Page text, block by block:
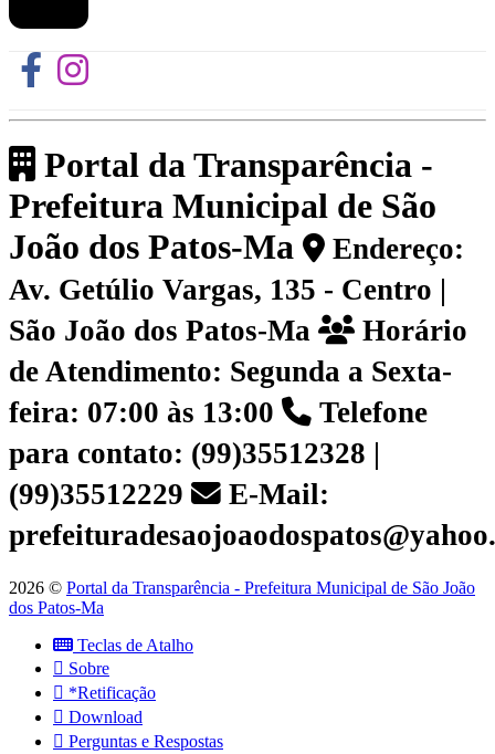
Portal da Transparência -
Prefeitura Municipal de São
João dos Patos-Ma
Endereço:
Av. Getúlio Vargas, 135 - Centro |
São João dos Patos-Ma
Horário
de Atendimento: Segunda a Sexta-
feira: 07:00 às 13:00
Telefone
para contato: (99)35512328 |
(99)35512229
E-Mail:
2026 © Portal da Transparência - Prefeitura Municipal de São João
dos Patos-Ma
Teclas de Atalho
Sobre
*Retificação
Download
Perguntas e Respostas